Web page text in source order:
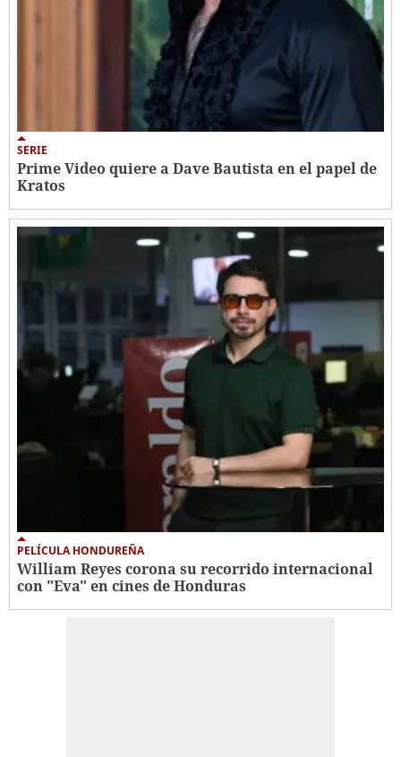
SERIE
Prime Video quiere a Dave Bautista en el papel de
Kratos
PELÍCULA HONDUREÑA
William Reyes corona su recorrido internacional
con "Eva" en cines de Honduras